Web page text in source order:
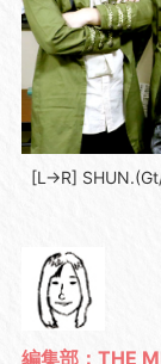
[L→R]
編集部：THE